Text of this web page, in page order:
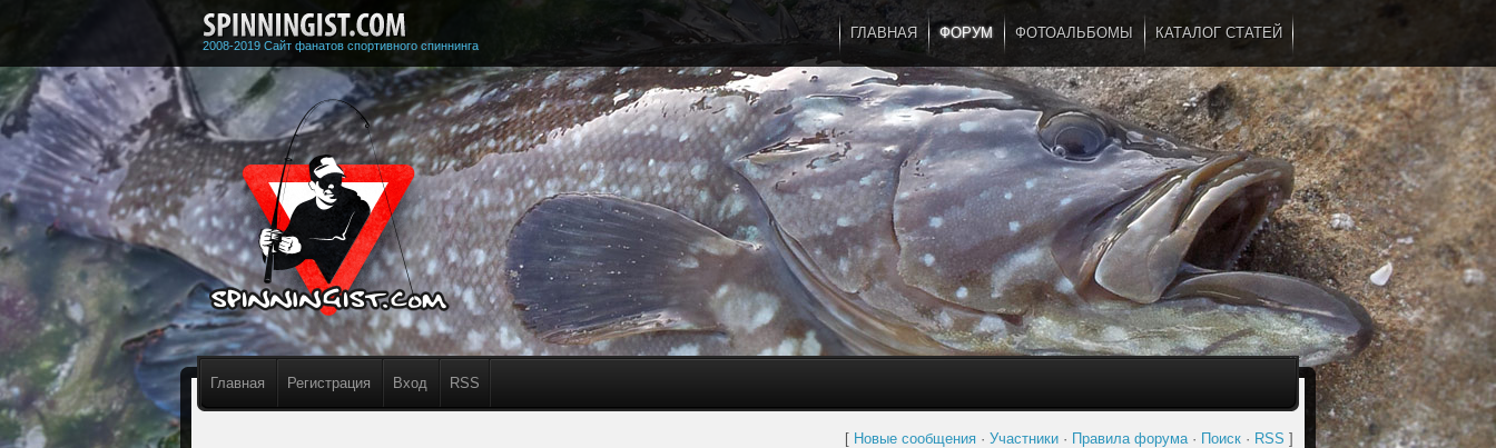
2008-2019 Сайт фанатов спортивного спиннинга
ГЛАВНАЯ ФОРУМ ФОТОАЛЬБОМЫ КАТАЛОГ СТАТЕЙ
Главная Регистрация Вход RSS
...
[ Новые сообщения · Участники · Правила форума· Поиск · RSS ]